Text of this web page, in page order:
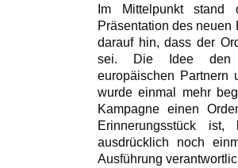
Im Mittelpunkt stand
Präsentation des neuen
darauf hin, dass der
sei. Die Idee den
europäischen Partnern
wurde einmal mehr
Kampagne einen
Erinnerungsstück
ausdrücklich noch
Ausführung